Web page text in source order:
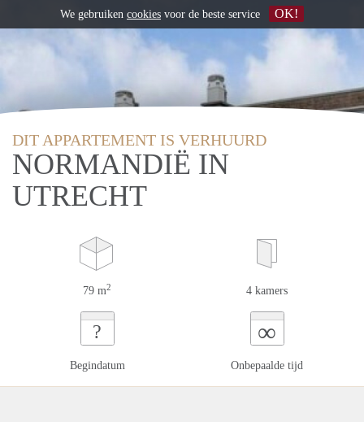
DIT APPARTEMENT IS VERHUURD
NORMANDIË IN
UTRECHT
79 m2 4 kamers
?
Begindatum
∞
Onbepaalde tijd
We gebruiken cookies voor de beste service OK!